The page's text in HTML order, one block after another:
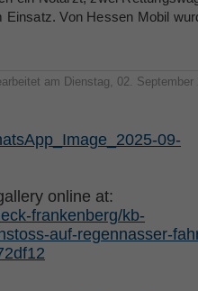
Von Hessen Mobil
am Dienstag, 02. September
online at:
frankenberg/kb-
auf-regennasser-